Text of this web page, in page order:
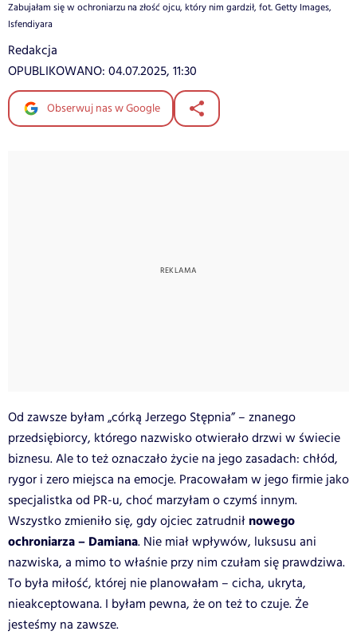
Zabujałam się w ochroniarzu na złość ojcu, który nim gardził, fot. Getty Images,
Isfendiyara
Redakcja
OPUBLIKOWANO: 04.07.2025, 11:30
Obserwuj nas w Google
Od zawsze byłam „córką Jerzego Stępnia” – znanego
przedsiębiorcy, którego nazwisko otwierało drzwi w świecie
biznesu. Ale to też oznaczało życie na jego zasadach: chłód,
rygor i zero miejsca na emocje. Pracowałam w jego firmie jako
specjalistka od PR-u, choć marzyłam o czymś innym.
Wszystko zmieniło się, gdy ojciec zatrudnił nowego
ochroniarza – Damiana. Nie miał wpływów, luksusu ani
nazwiska, a mimo to właśnie przy nim czułam się prawdziwa.
To była miłość, której nie planowałam – cicha, ukryta,
nieakceptowana. I byłam pewna, że on też to czuje. Że
jesteśmy na zawsze.